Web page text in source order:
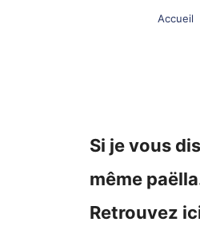
Accueil
Si je vous
même
Retrouvez